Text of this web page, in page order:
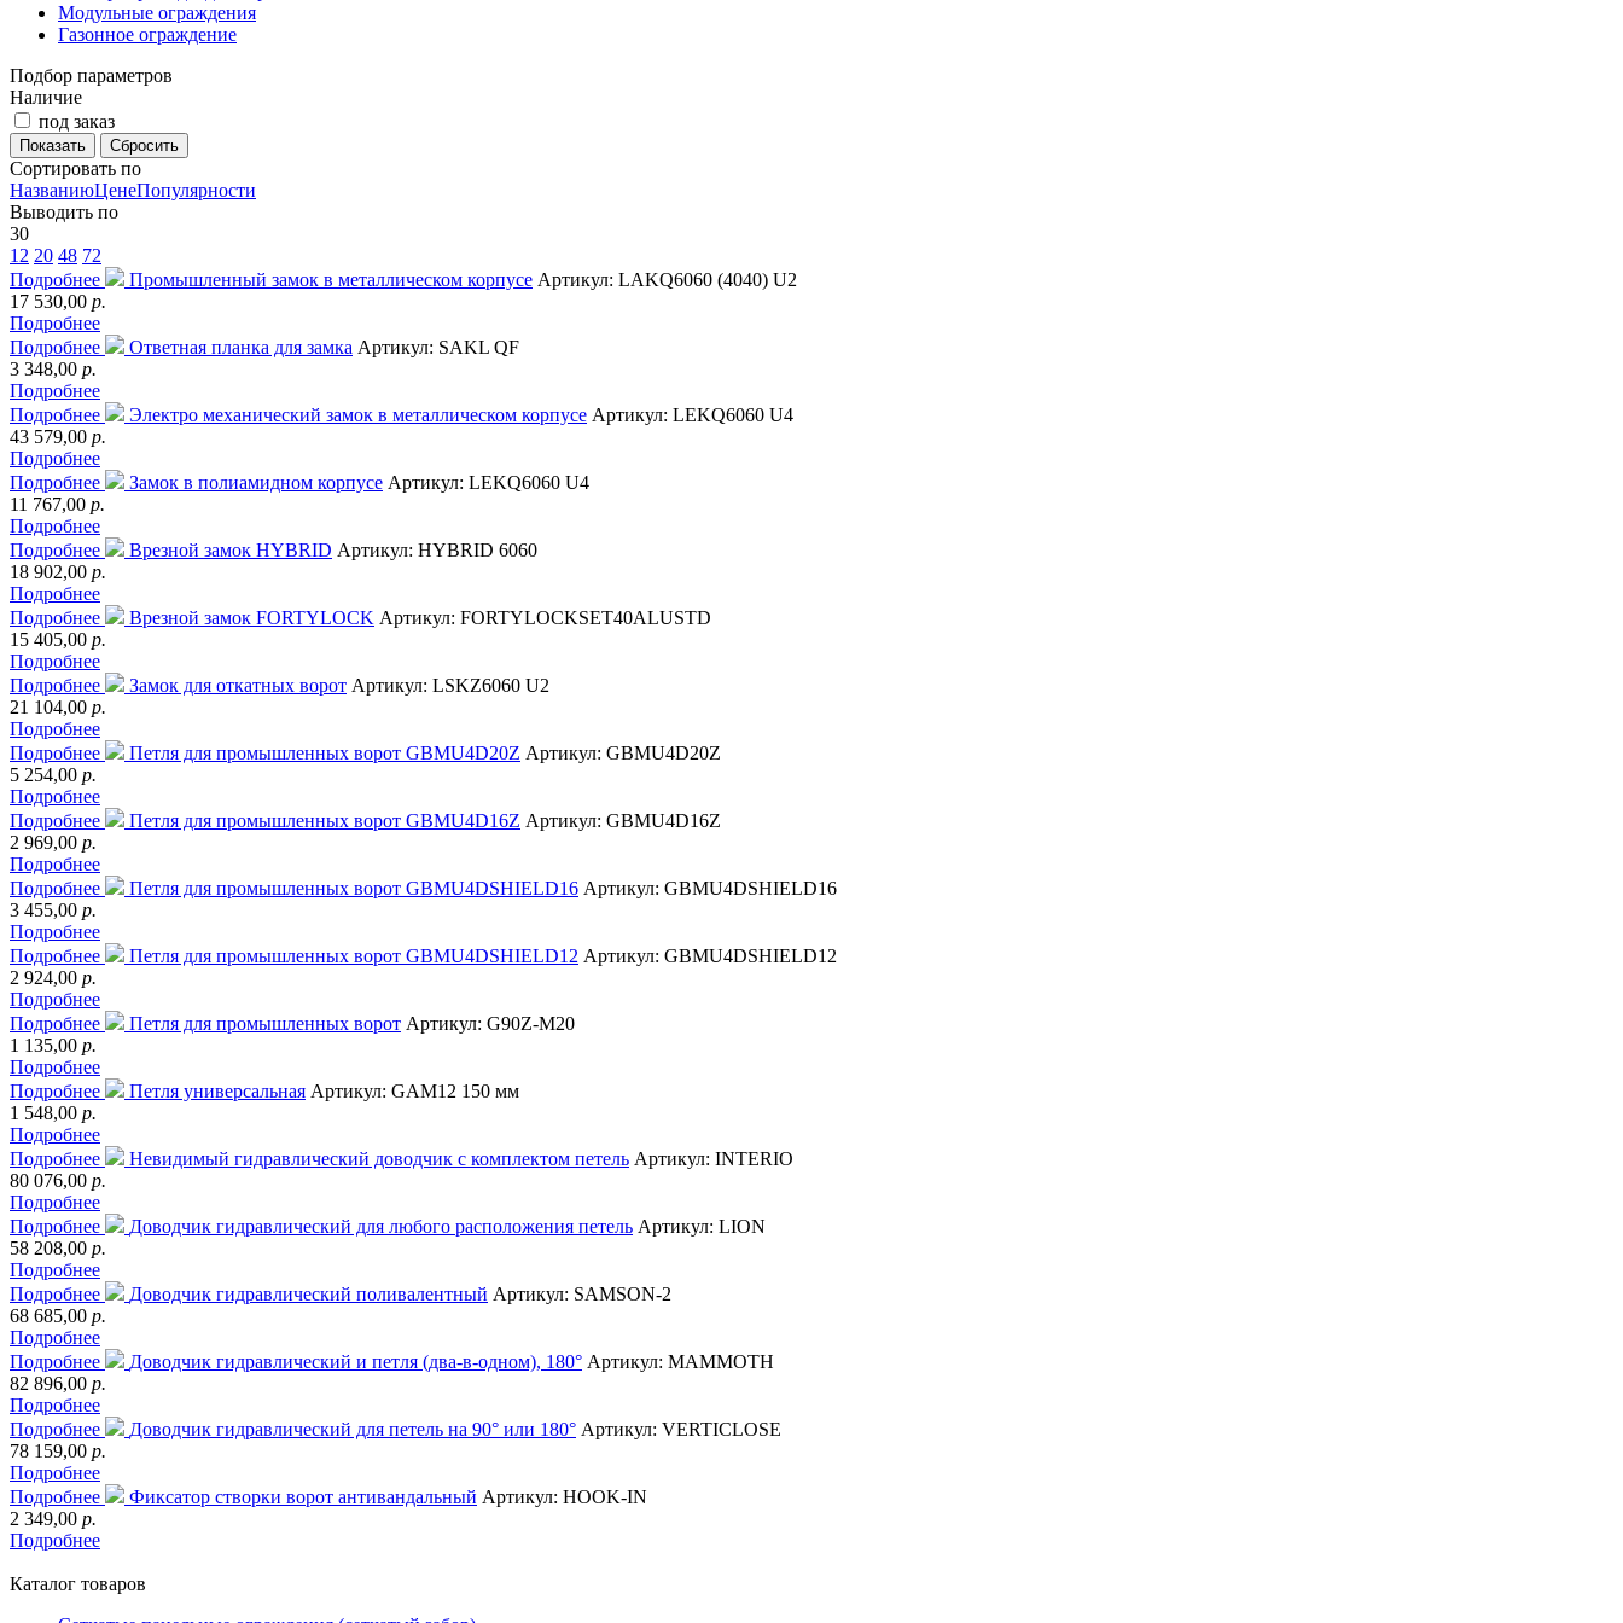
Модульные ограждения
Газонное ограждение
Подбор параметров
Наличие
под заказ
Сортировать по
НазваниюЦенеПопулярности
Выводить по
30
12 20 48 72
Подробнее
Промышленный замок в металлическом корпусе Артикул: LAKQ6060 (4040) U2
17 530,00 р.
Подробнее
Подробнее
Ответная планка для замка Артикул: SAKL QF
3 348,00 р.
Подробнее
Подробнее
Электро механический замок в металлическом корпусе Артикул: LEKQ6060 U4
43 579,00 р.
Подробнее
Подробнее
Замок в полиамидном корпусе Артикул: LEKQ6060 U4
11 767,00 р.
Подробнее
Подробнее
Врезной замок HYBRID Артикул: HYBRID 6060
18 902,00 р.
Подробнее
Подробнее
Врезной замок FORTYLOCK Артикул: FORTYLOCKSET40ALUSTD
15 405,00 р.
Подробнее
Подробнее
Замок для откатных ворот Артикул: LSKZ6060 U2
21 104,00 р.
Подробнее
Подробнее
Петля для промышленных ворот GBMU4D20Z Артикул: GBMU4D20Z
5 254,00 р.
Подробнее
Подробнее
Петля для промышленных ворот GBMU4D16Z Артикул: GBMU4D16Z
2 969,00 р.
Подробнее
Подробнее
Петля для промышленных ворот GBMU4DSHIELD16 Артикул: GBMU4DSHIELD16
3 455,00 р.
Подробнее
Подробнее
Петля для промышленных ворот GBMU4DSHIELD12 Артикул: GBMU4DSHIELD12
2 924,00 р.
Подробнее
Подробнее
Петля для промышленных ворот Артикул: G90Z-M20
1 135,00 р.
Подробнее
Подробнее
Петля универсальная Артикул: GAM12 150 мм
1 548,00 р.
Подробнее
Подробнее
Невидимый гидравлический доводчик с комплектом петель Артикул: INTERIO
80 076,00 р.
Подробнее
Подробнее
Доводчик гидравлический для любого расположения петель Артикул: LION
58 208,00 р.
Подробнее
Подробнее
Доводчик гидравлический поливалентный Артикул: SAMSON-2
68 685,00 р.
Подробнее
Подробнее
Доводчик гидравлический и петля (два-в-одном), 180° Артикул: MAMMOTH
82 896,00 р.
Подробнее
Подробнее
Доводчик гидравлический для петель на 90° или 180° Артикул: VERTICLOSE
78 159,00 р.
Подробнее
Подробнее
Фиксатор створки ворот антивандальный Артикул: HOOK-IN
2 349,00 р.
Подробнее
Каталог товаров